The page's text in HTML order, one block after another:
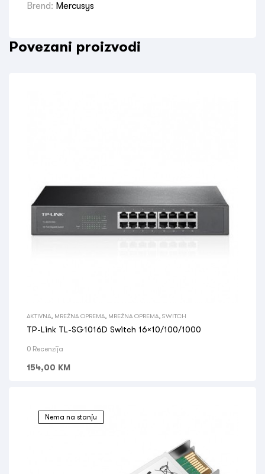
Brend: Mercusys
Povezani proizvodi
AKTIVNA MREŽNA OPREMA MREŽNA OPREMA SWITCH
TP-Link TL-SG1016D Switch 16×10/100/1000
0 Recenzija
154,00 KM
Nema na stanju